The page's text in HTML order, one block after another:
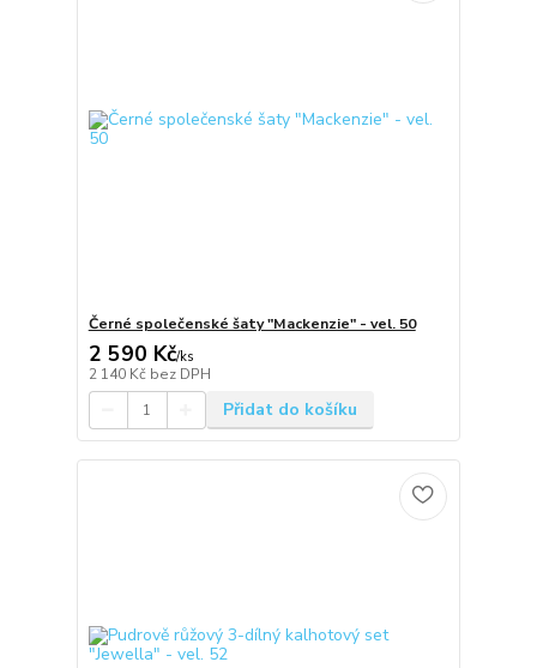
Černé společenské šaty "Mackenzie" - vel. 50
2 590 Kč/ks
2 140 Kč bez DPH
Přidat do košíku